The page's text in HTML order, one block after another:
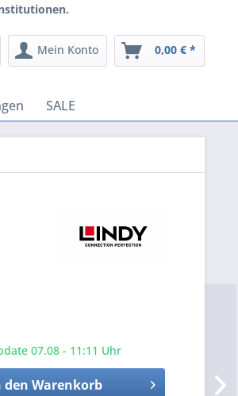
Mein Konto 0,00 € *
SALE
07.08 - 11:11 Uhr
den Warenkorb